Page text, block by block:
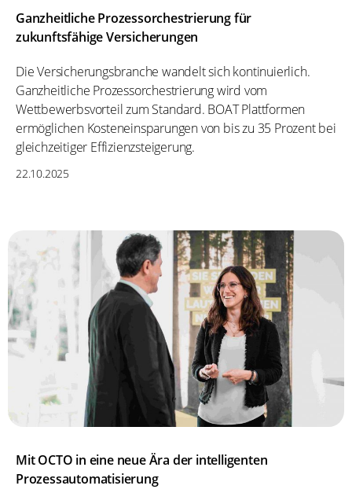
Ganzheitliche Prozessorchestrierung für
zukunftsfähige Versicherungen
Die Versicherungsbranche wandelt sich kontinuierlich.
Ganzheitliche Prozessorchestrierung wird vom
Wettbewerbsvorteil zum Standard. BOAT Plattformen
ermöglichen Kosteneinsparungen von bis zu 35 Prozent bei
gleichzeitiger Effizienzsteigerung.
22.10.2025
Mit OCTO in eine neue Ära der intelligenten
Prozessautomatisierung